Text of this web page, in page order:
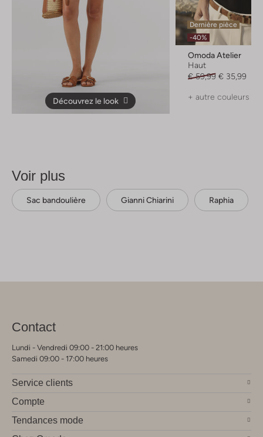
Découvrez le look
Dernière pièce
-40%
Omoda Atelier
Haut
€ 59,99 € 35,99
+ autre couleurs
Voir plus
Sac bandoulière Gianni Chiarini Raphia
Contact
Lundi - Vendredi 09:00 - 21:00 heures
Samedi 09:00 - 17:00 heures
Service clients
Compte
Tendances mode